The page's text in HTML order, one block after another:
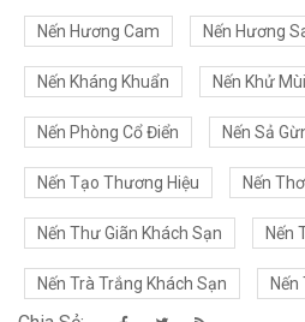
Nến Hương Cam Nến Hương
Nến Kháng Khuẩn Nến Khử
Nến Phòng Cổ Điển Nến Sả
Nến Tạo Thương Hiệu Nến
Nến Thư Giãn Khách Sạn Nến
Nến Trà Trắng Khách Sạn Nến